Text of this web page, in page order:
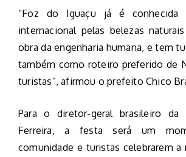
“Foz do Iguaçu já é conhecida
internacional pelas belezas
obra da engenharia humana, e tem
também como roteiro preferido de
turistas”, afirmou o prefeito Chico
Para o diretor-geral brasileiro da
Ferreira, a festa será um
comunidade e turistas celebrarem a